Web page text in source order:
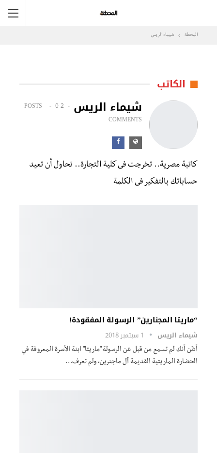
المحطة شيماء الريس
الكاتب
شيماء الريس 2 POSTS
0
COMMENTS
كاتبة مصرية.. تخرجت فى كلية التجارة.. تحاول أن تعيد
حساباتك بالتفكير فى الكلمة
“ماريتا المجنارين” الرسولة المفقودة!
شيماء الريس 1 سبتمبر 2018
أظن أنك لم تسمع من قبل عن الرسولة "ماريتا" ابنة الأسرة المعروفة في
الحضارة الماريتية القديمة آل ماجنرين، ولم تعرف…